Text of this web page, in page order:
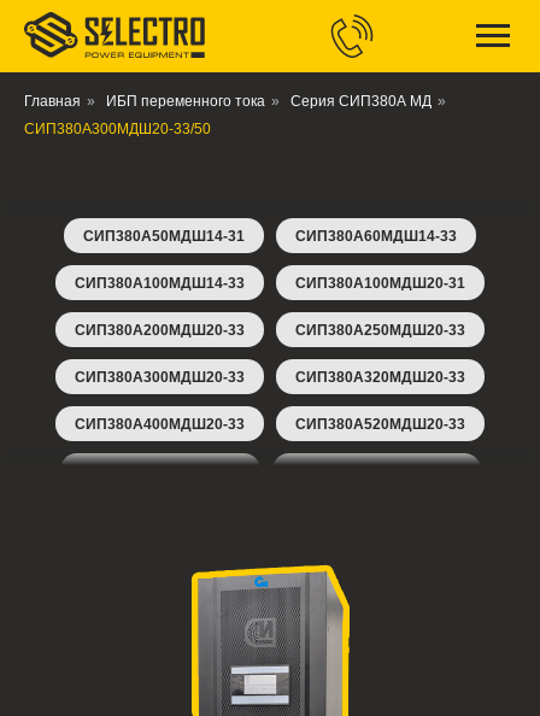
Главная » ИБП переменного тока » Серия СИП380А МД »
СИП380А300МДШ20-33/50
СИП380А50МДШ14-31 СИП380А60МДШ14-33
СИП380А100МДШ14-33 СИП380А100МДШ20-31
СИП380А200МДШ20-33 СИП380А250МДШ20-33
СИП380А300МДШ20-33 СИП380А320МДШ20-33
СИП380А400МДШ20-33 СИП380А520МДШ20-33
СИП380А150МДШ12-33/50
СИП380А200МДШ20-33/50
СИП380А300МДШ20-33/50
СИП380А400МДШ20-33/50